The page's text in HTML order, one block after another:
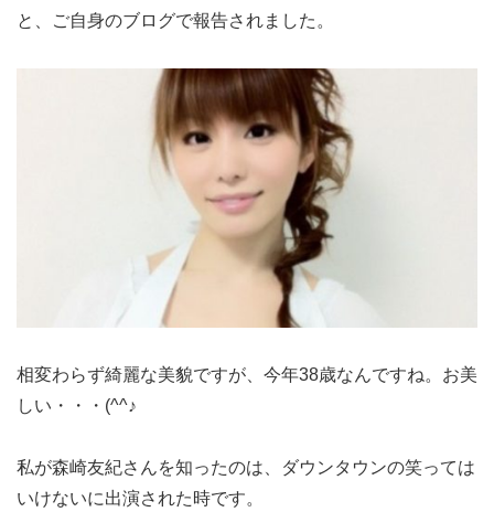
と、ご自身のブログで報告されました。
相変わらず綺麗な美貌ですが、今年38歳なんですね。お美
しい・・・(^^♪
私が森崎友紀さんを知ったのは、ダウンタウンの笑っては
いけないに出演された時です。